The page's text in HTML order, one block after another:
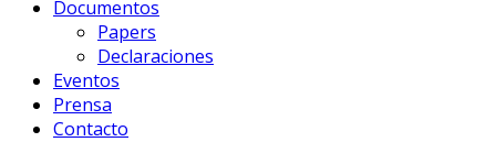
Documentos
Papers
Declaraciones
Eventos
Prensa
Contacto